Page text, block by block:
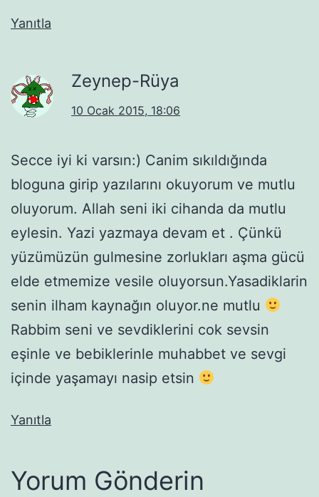
Yanıtla
Zeynep-Rüya
10 Ocak 2015, 18:06
Secce iyi ki varsın:) Canim sıkıldığında
bloguna girip yazılarını okuyorum ve mutlu
oluyorum. Allah seni iki cihanda da mutlu
eylesin. Yazi yazmaya devam et . Çünkü
yüzümüzün gulmesine zorlukları aşma gücü
elde etmemize vesile oluyorsun.Yasadiklarin
senin ilham kaynağın oluyor.ne mutlu
Rabbim seni ve sevdiklerini cok sevsin
eşinle ve bebiklerinle muhabbet ve sevgi
içinde yaşamayı nasip etsin
Yanıtla
Yorum Gönderin